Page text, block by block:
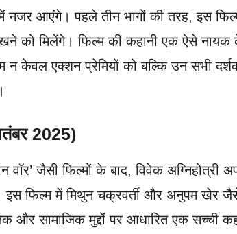
नजर आएंगे। पहले तीन भागों की तरह, इस
को मिलेंगे। फिल्म की कहानी एक ऐसे नायक के
न केवल एक्शन प्रेमियों को बल्कि उन सभी
2025)
वॉर’ जैसी फिल्मों के बाद, विवेक अग्निहोत्री
फिल्म में मिथुन चक्रवर्ती और अनुपम खेर
और सामाजिक मुद्दों पर आधारित एक सच्ची